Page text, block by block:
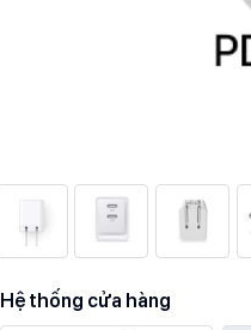
Hệ thống cửa hàng